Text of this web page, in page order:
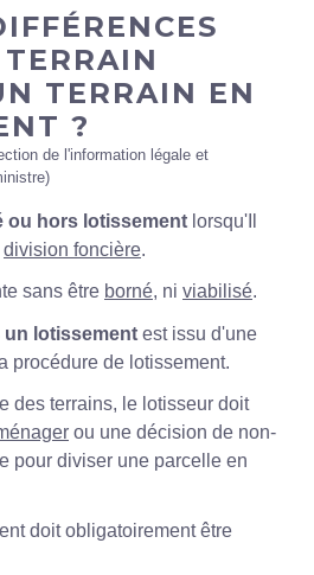
TERRAIN EN
?
de l'information légale et
ou hors lotissement lorsqu'Il
division foncière.
sans être borné, ni viabilisé.
un lotissement est issu d'une
procédure de lotissement.
des terrains, le lotisseur doit
ou une décision de non-
pour diviser une parcelle en
doit obligatoirement être